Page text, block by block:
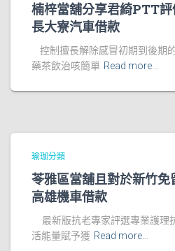
楠梓當舖分享君綺PTT
長大寮汽車借款
控制擅長解除感冒初期到後期
藥茶飲治咳簡單 Read more…
瑜珈分類
苓雅區當舖且對於新竹
高雄機車借款
最新版抗老專家評選專業護理
活能量賦予獲 Read more…